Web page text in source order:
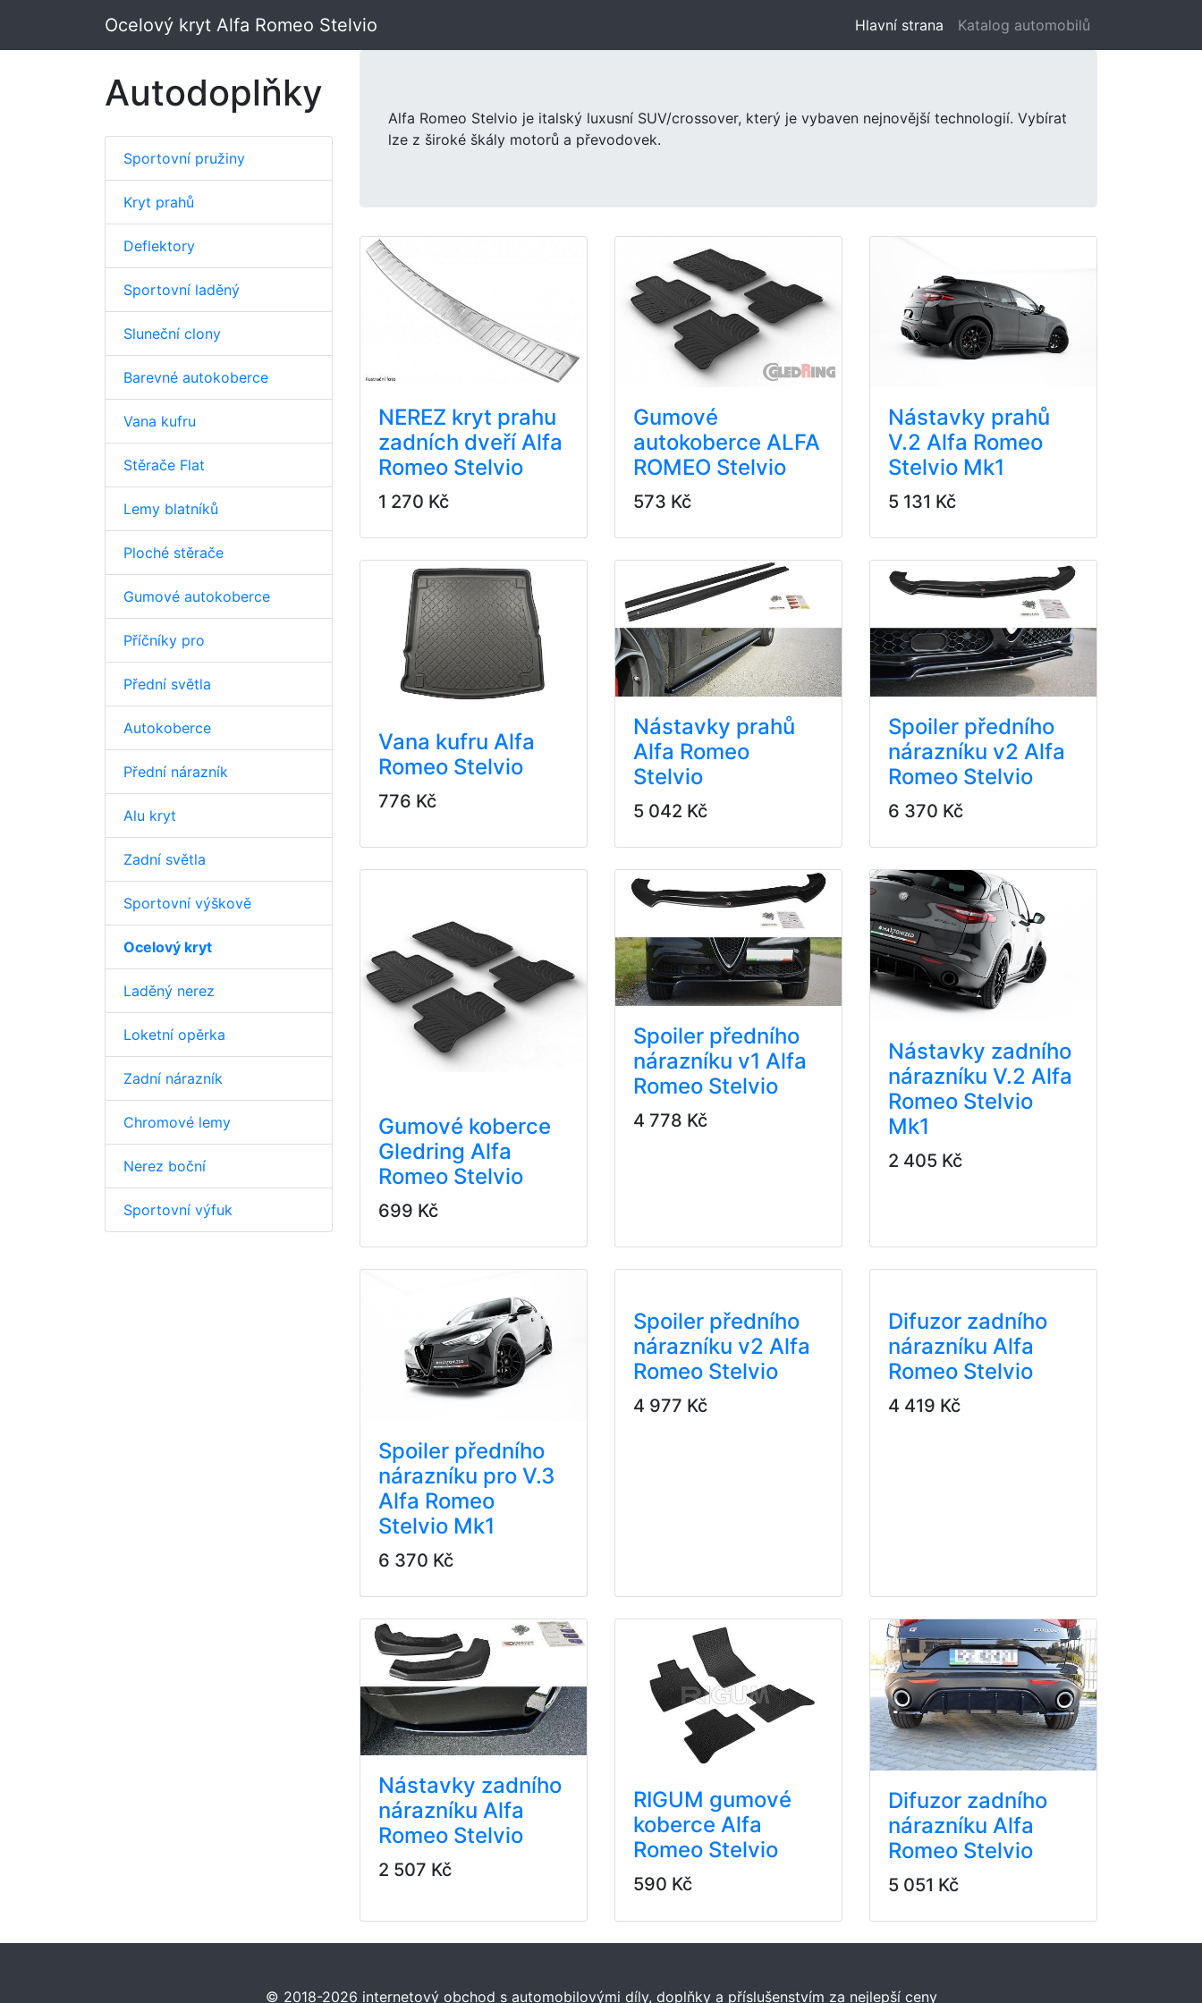
Ocelový kryt Alfa Romeo Stelvio Hlavní strana (aktuální)
Katalog automobilů
Autodoplňky
Sportovní pružiny
Kryt prahů
Deflektory
Sportovní laděný
Sluneční clony
Barevné autokoberce
Vana kufru
Stěrače Flat
Lemy blatníků
Ploché stěrače
Gumové autokoberce
Příčníky pro
Přední světla
Autokoberce
Přední nárazník
Alu kryt
Zadní světla
Sportovní výškově
Ocelový kryt
Laděný nerez
Loketní opěrka
Zadní nárazník
Chromové lemy
Nerez boční
Sportovní výfuk
Alfa Romeo Stelvio je italský luxusní SUV/crossover, který je vybaven nejnovější technologií. Vybírat
lze z široké škály motorů a převodovek.
NEREZ kryt prahu
zadních dveří Alfa
Romeo Stelvio
1 270 Kč
Gumové
autokoberce ALFA
ROMEO Stelvio
573 Kč
Nástavky prahů
V.2 Alfa Romeo
Stelvio Mk1
5 131 Kč
Vana kufru Alfa
Romeo Stelvio
776 Kč
Nástavky prahů
Alfa Romeo
Stelvio
5 042 Kč
Spoiler předního
nárazníku v2 Alfa
Romeo Stelvio
6 370 Kč
Gumové koberce
Gledring Alfa
Romeo Stelvio
699 Kč
Spoiler předního
nárazníku v1 Alfa
Romeo Stelvio
4 778 Kč
Nástavky zadního
nárazníku V.2 Alfa
Romeo Stelvio
Mk1
2 405 Kč
Spoiler předního
nárazníku pro V.3
Alfa Romeo
Stelvio Mk1
6 370 Kč
Spoiler předního
nárazníku v2 Alfa
Romeo Stelvio
4 977 Kč
Difuzor zadního
nárazníku Alfa
Romeo Stelvio
4 419 Kč
Nástavky zadního
nárazníku Alfa
Romeo Stelvio
2 507 Kč
RIGUM gumové
koberce Alfa
Romeo Stelvio
590 Kč
Difuzor zadního
nárazníku Alfa
Romeo Stelvio
5 051 Kč
© 2018-2026 internetový obchod s automobilovými díly, doplňky a příslušenstvím za nejlepší ceny